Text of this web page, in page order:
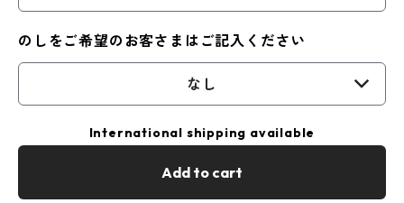
のしをご希望のお客さまはご記入ください
なし
International shipping available
Add to cart